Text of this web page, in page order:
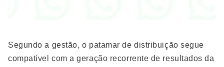
Segundo a gestão, o patamar de distribuição segue
compatível com a geração recorrente de resultados da